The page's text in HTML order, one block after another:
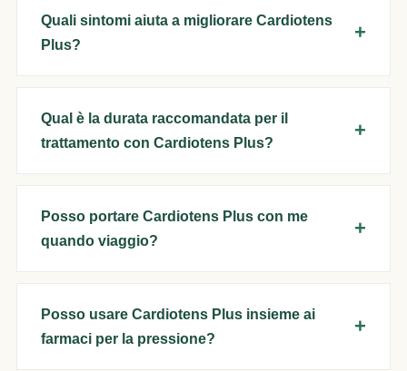
Quali sintomi aiuta a migliorare Cardiotens
Plus?
Qual è la durata raccomandata per il
trattamento con Cardiotens Plus?
Posso portare Cardiotens Plus con me
quando viaggio?
Posso usare Cardiotens Plus insieme ai
farmaci per la pressione?